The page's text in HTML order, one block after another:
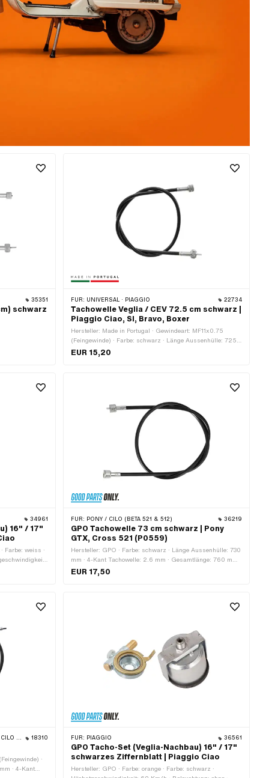
35351
schwarz
FÜR: UNIVERSAL · PIAGGIO 22734
Tachowelle Veglia / CEV 72.5 cm schwarz |
Piaggio Ciao, SI, Bravo, Boxer
Hersteller: Made in Portugal · Gewindeart: MF11x0.75
(Feingewinde) · Farbe: schwarz · Länge Aussenhülle: 725
mm · 4-Kant Tachowelle: 1.8 mm · Gesamtlänge: 760 mm
EUR 15,20
34961
16" / 17"
Farbe: weiss ·
·
4-Kant
FÜR: PONY / CILO (BETA 521 & 512) 36219
GPO Tachowelle 73 cm schwarz | Pony
GTX, Cross 521 (P0559)
Hersteller: GPO · Farbe: schwarz · Länge Aussenhülle: 730
mm · 4-Kant Tachowelle: 2.6 mm · Gesamtlänge: 760 mm ·
Gewindeart: MF10x1 (Feingewinde) · Pony OEM-Nr.: P0559
EUR 17,50
18310
·
· 4-Kant
FÜR: PIAGGIO 36561
GPO Tacho-Set (Veglia-Nachbau) 16" / 17"
schwarzes Ziffernblatt | Piaggio Ciao
Hersteller: GPO · Farbe: orange · Farbe: schwarz ·